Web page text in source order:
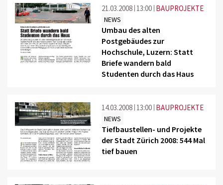
21.03.2008 13:00 BAUPROJEKTE
NEWS
Umbau des alten
Postgebäudes zur
Hochschule, Luzern: Statt
Briefe wandern bald
Studenten durch das Haus
14.03.2008 13:00 BAUPROJEKTE
NEWS
Tiefbaustellen- und Projekte
der Stadt Zürich 2008: 544 Mal
tief bauen